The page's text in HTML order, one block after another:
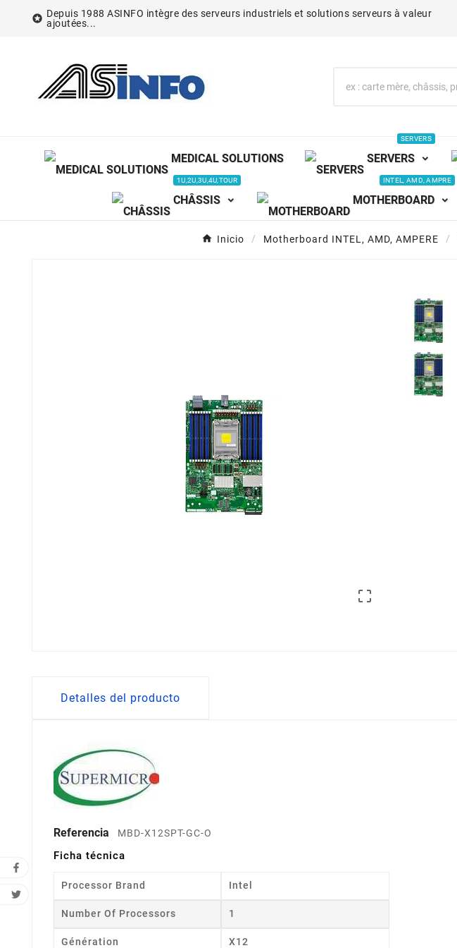
 Depuis 1988 ASINFO intègre des serveurs industriels et solutions serveurs à valeur
ajoutées...
MEDICAL SOLUTIONS SERVERS
SERVERS
CHÂSSIS
1U,2U,3U,4U,TOUR
MOTHERBOARD
INTEL, AMD, AMPRE
Inicio Motherboard INTEL, AMD, AMPERE

Detalles del producto
Referencia MBD-X12SPT-GC-O
Ficha técnica
Processor Brand Intel
Number Of Processors 1
Génération X12